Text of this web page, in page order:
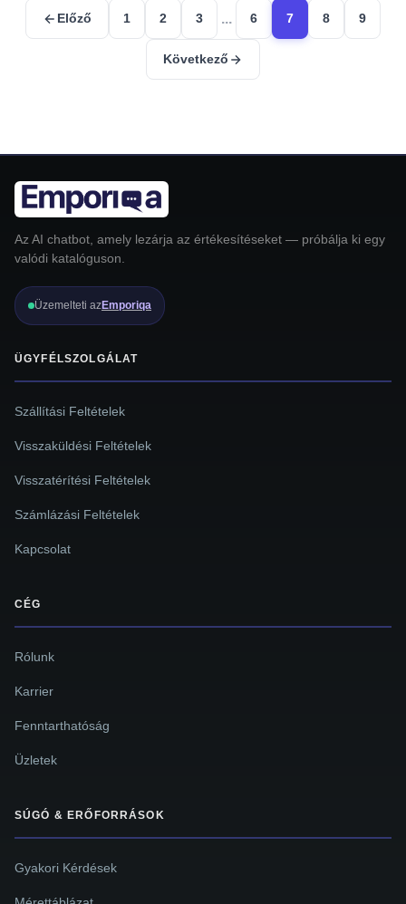
Előző 1 2 3 ... 6 7 8 9
Következő
Az AI chatbot, amely lezárja az értékesítéseket — próbálja ki egy
valódi katalóguson.
Üzemelteti azEmporiqa
ÜGYFÉLSZOLGÁLAT
Szállítási Feltételek
Visszaküldési Feltételek
Visszatérítési Feltételek
Számlázási Feltételek
Kapcsolat
CÉG
Rólunk
Karrier
Fenntarthatóság
Üzletek
SÚGÓ & ERŐFORRÁSOK
Gyakori Kérdések